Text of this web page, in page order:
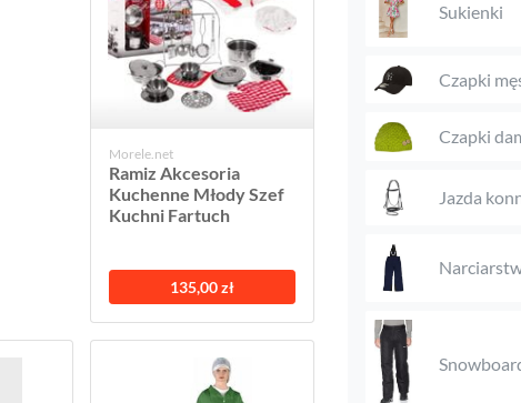
Morele.net
Ramiz Akcesoria
Kuchenne Młody Szef
Kuchni Fartuch
135,00 zł
Sukienki
Czapki
Czapki
Jazda